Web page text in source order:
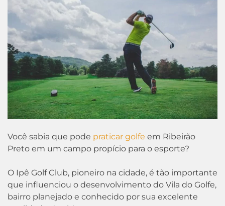
Você sabia que pode praticar golfe em Ribeirão
Preto em um campo propício para o esporte?
O Ipê Golf Club, pioneiro na cidade, é tão importante
que influenciou o desenvolvimento do Vila do Golfe,
bairro planejado e conhecido por sua excelente